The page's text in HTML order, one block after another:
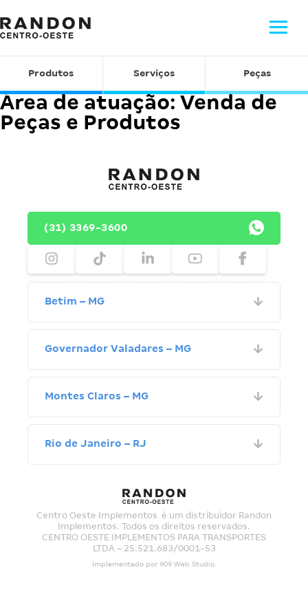
Produtos Serviços Peças
Área de atuação: Venda de
Peças e Produtos
(31) 3369-3600
Betim – MG
Governador Valadares – MG
Montes Claros – MG
Rio de Janeiro – RJ
Centro Oeste Implementos é um distribuidor Randon
Implementos. Todos os direitos reservados.
CENTRO OESTE IMPLEMENTOS PARA TRANSPORTES
LTDA – 25.521.683/0001-53
Implementado por 909 Web Studio.